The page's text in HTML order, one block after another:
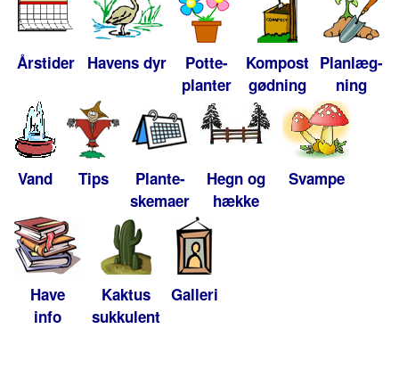
Årstider Havens dyr
Potte-
planter
Kompost
gødning
Planlæg-
ning
Vand Tips
Plante-
skemaer
Hegn og
hække
Svampe
Have
info
Kaktus
sukkulent
Galleri